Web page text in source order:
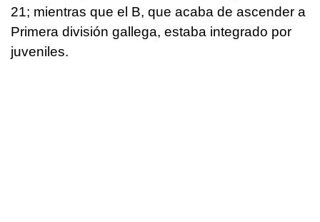
21; mientras que el B, que acaba de ascender a
Primera división gallega, estaba integrado por
juveniles.